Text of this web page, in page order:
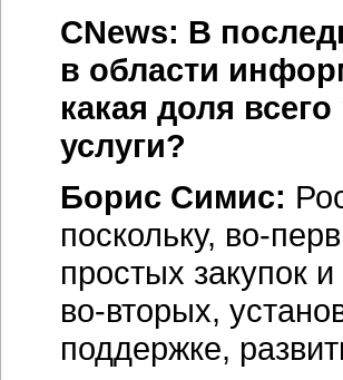
CNews: В
в области
какая доля
услуги?
Борис Симис:
поскольку, во-
простых закупок
во-вторых,
поддержке,